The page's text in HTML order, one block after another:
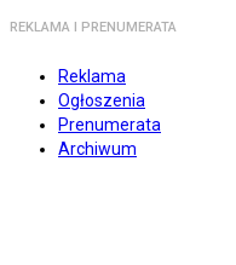
REKLAMA I PRENUMERATA
Reklama
Ogłoszenia
Prenumerata
Archiwum